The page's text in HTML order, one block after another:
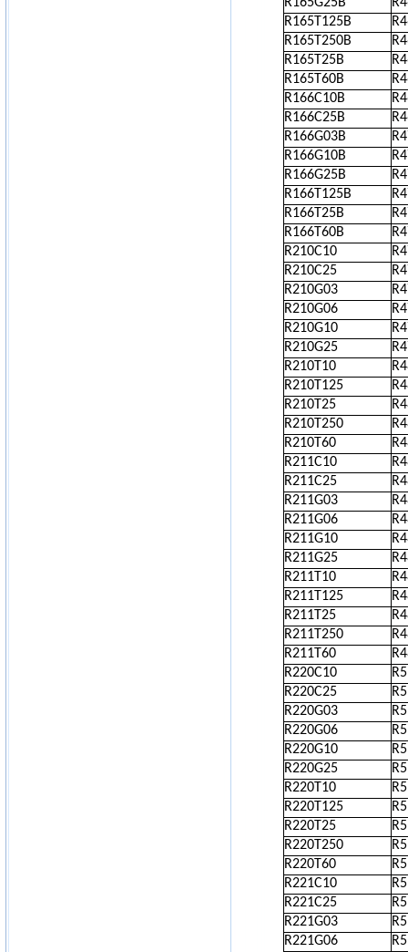
R165T125B
R165T250B
R165T25B
R165T60B
R166C10B
R166C25B
R166G03B
R166G10B
R166G25B
R166T125B
R166T25B
R166T60B
R210C10
R210C25
R210G03
R210G06
R210G10
R210G25
R210T10
R210T125
R210T25
R210T250
R210T60
R211C10
R211C25
R211G03
R211G06
R211G10
R211G25
R211T10
R211T125
R211T25
R211T250
R211T60
R220C10
R220C25
R220G03
R220G06
R220G10
R220G25
R220T10
R220T125
R220T25
R220T250
R220T60
R221C10
R221C25
R221G03
R221G06